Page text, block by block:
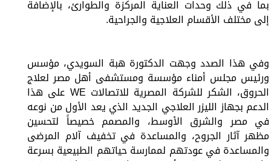
بما في ذلك وحدات العناية المركزة والطوارئ، بالإضافة
إلى مختلف الأقسام العلاجية والجراحية.
وفي هذا الصدد وجهت الدكتورة هبة السويدي، مؤسس
ورئيس مجلس أمناء مؤسسة ومستشفى أهل مصر لعلاج
الحروق، الشكر للشركة المصرية للاتصالات WE على هذا
الدعم بجهاز الليزر العلاجي الجديد الذي يعد الأول من نوعه
في مصر والشرق الأوسط، والمصمم خصيصاً لتحسين
مظهر آثار الجروح، والمساعدة في تخفيف آلام المرضى
والمساعدة في عودتهم لممارسة حياتهم الطبيعية بسرعة